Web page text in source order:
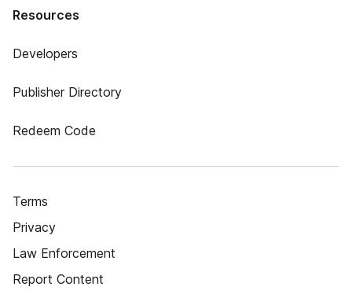
Resources
Developers
Publisher Directory
Redeem Code
Terms
Privacy
Law Enforcement
Report Content